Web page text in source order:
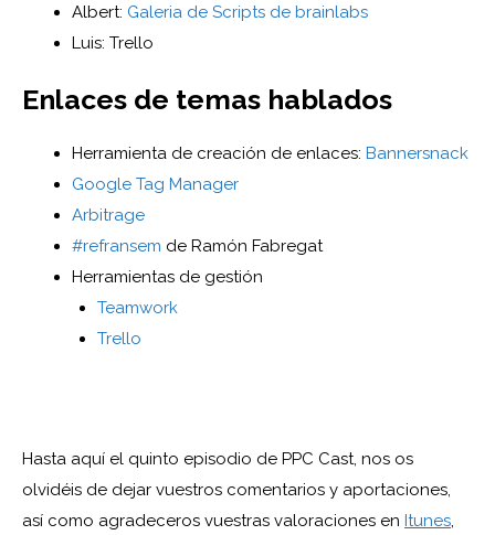
Albert: Galeria de Scripts de brainlabs
Luis: Trello
Enlaces de temas hablados
Herramienta de creación de enlaces: Bannersnack
Google Tag Manager
Arbitrage
#refransem de Ramón Fabregat
Herramientas de gestión
Teamwork
Trello
Hasta aquí el quinto episodio de PPC Cast, nos os
olvidéis de dejar vuestros comentarios y aportaciones,
así como agradeceros vuestras valoraciones en Itunes,